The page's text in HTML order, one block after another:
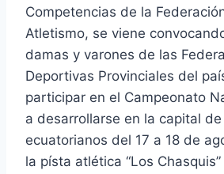
Competencias de la
Atletismo, se viene
damas y varones de las
Deportivas Provinciales del
participar en el Campeonato
a desarrollarse en la capital de
ecuatorianos del 17 a 18 de
la písta atlética “Los